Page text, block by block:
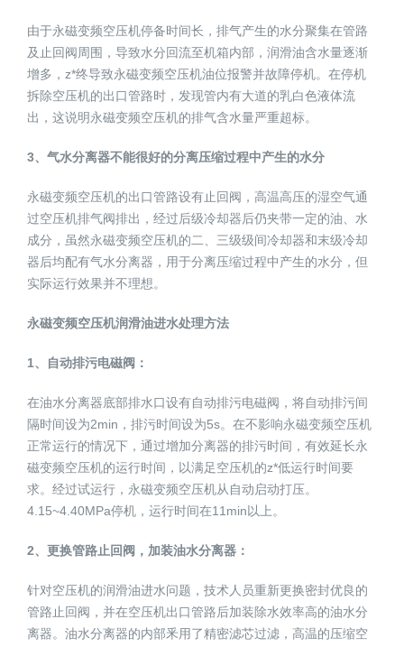
由于永磁变频空压机停备时间长，排气产生的水分聚集在管路
及止回阀周围，导致水分回流至机箱内部，润滑油含水量逐渐
增多，z*终导致永磁变频空压机油位报警并故障停机。在停机
拆除空压机的出口管路时，发现管内有大道的乳白色液体流
出，这说明永磁变频空压机的排气含水量严重超标。
3、气水分离器不能很好的分离压缩过程中产生的水分
永磁变频空压机的出口管路设有止回阀，高温高压的湿空气通
过空压机排气阀排出，经过后级冷却器后仍夹带一定的油、水
成分，虽然永磁变频空压机的二、三级级间冷却器和末级冷却
器后均配有气水分离器，用于分离压缩过程中产生的水分，但
实际运行效果并不理想。
永磁变频空压机润滑油进水处理方法
1、自动排污电磁阀：
在油水分离器底部排水口设有自动排污电磁阀，将自动排污间
隔时间设为2min，排污时间设为5s。在不影响永磁变频空压机
正常运行的情况下，通过增加分离器的排污时间，有效延长永
磁变频空压机的运行时间，以满足空压机的z*低运行时间要
求。经过试运行，永磁变频空压机从自动启动打压。
4.15~4.40MPa停机，运行时间在11min以上。
2、更换管路止回阀，加装油水分离器：
针对空压机的润滑油进水问题，技术人员重新更换密封优良的
管路止回阀，并在空压机出口管路后加装除水效率高的油水分
离器。油水分离器的内部釆用了精密滤芯过滤，高温的压缩空